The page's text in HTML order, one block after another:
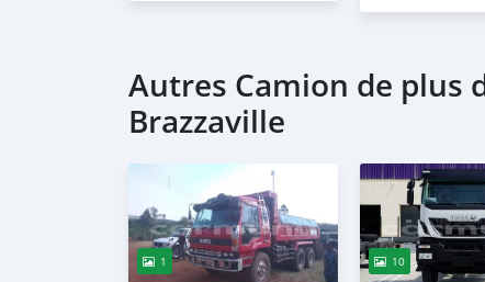
Autres Camion de plus
Brazzaville
1 10